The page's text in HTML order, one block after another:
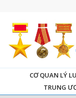
CƠ QUAN LÝ
TRUNG